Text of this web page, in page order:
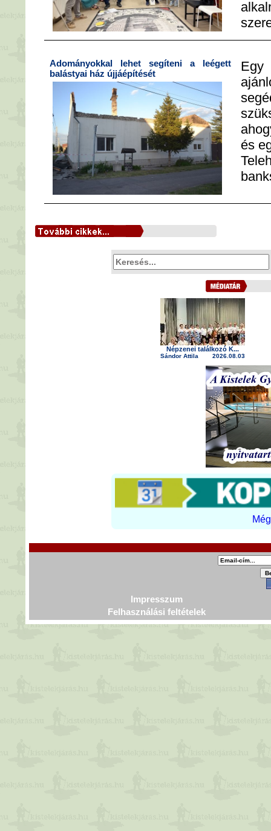
Adományokkal lehet segíteni a leégett
balástyai ház újjáépítését
és
Népzenei találkozó K...
Sándor Attila 2026.08.03
Impresszum
Felhasználási feltételek